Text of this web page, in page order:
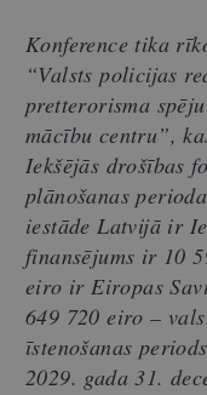
Konference tika
“Valsts policijas
pretterorisma
mācību centru”,
Iekšējās drošības
plānošanas
iestāde Latvijā ir
finansējums ir 10
eiro ir Eiropas
649 720 eiro –
īstenošanas
2029. gada 31.